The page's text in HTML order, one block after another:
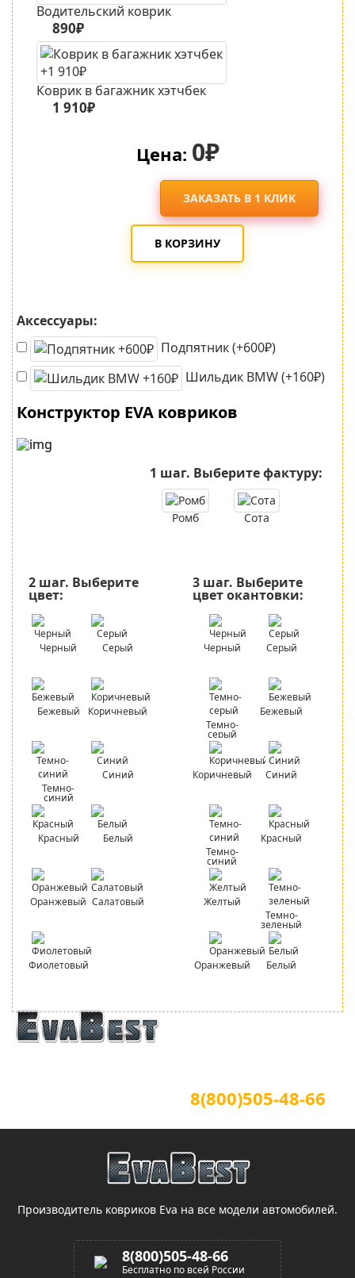
Водительский коврик
890₽
Коврик в багажник хэтчбек
1 910₽
Цена: 0₽
ЗАКАЗАТЬ В 1 КЛИК
В КОРЗИНУ
Аксессуары:
Подпятник (+600₽)
Шильдик BMW (+160₽)
Конструктор EVA ковриков
1 шаг. Выберите фактуру:
Ромб Сота
2 шаг. Выберите
цвет:
Черный Серый
Бежевый Коричневый
Темно-
синий
Синий
Красный Белый
Оранжевый Салатовый
Фиолетовый
3 шаг. Выберите
цвет окантовки:
Черный Серый
Темно-
серый
Бежевый
Коричневый Синий
Темно-
синий
Красный
Желтый
Темно-
зеленый
Оранжевый Белый
8(800)505-48-66
Производитель ковриков Eva на все модели автомобилей.
8(800)505-48-66
Бесплатно по всей России